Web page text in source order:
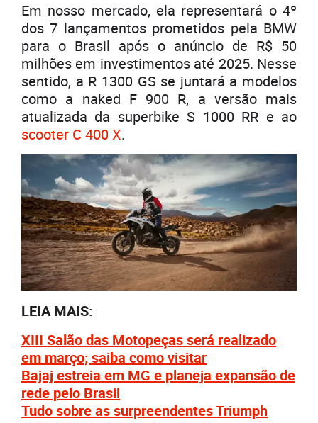
Em nosso mercado, ela representará o 4º
dos 7 lançamentos prometidos pela BMW
para o Brasil após o anúncio de R$ 50
milhões em investimentos até 2025. Nesse
sentido, a R 1300 GS se juntará a modelos
como a naked F 900 R, a versão mais
atualizada da superbike S 1000 RR e ao
scooter C 400 X.
LEIA MAIS:
XIII Salão das Motopeças será realizado
em março; saiba como visitar
Bajaj estreia em MG e planeja expansão de
rede pelo Brasil
Tudo sobre as surpreendentes Triumph